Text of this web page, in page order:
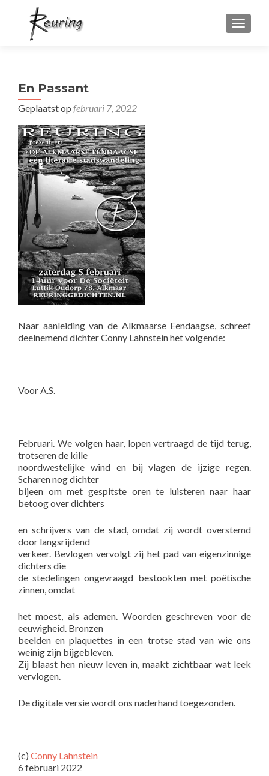
En Passant
Geplaatst op februari 7, 2022
Naar aanleiding van de Alkmaarse Eendaagse, schreef
deelnemend dichter Conny Lahnstein het volgende:
Voor A.S.
Februari. We volgen haar, lopen vertraagd de tijd terug,
trotseren de kille
noordwestelijke wind en bij vlagen de ijzige regen.
Scharen nog dichter
bijeen om met gespitste oren te luisteren naar haar
betoog over dichters
en schrijvers van de stad, omdat zij wordt overstemd
door langsrijdend
verkeer. Bevlogen vervolgt zij het pad van eigenzinnige
dichters die
de stedelingen ongevraagd bestookten met poëtische
zinnen, omdat
het moest, als ademen. Woorden geschreven voor de
eeuwigheid. Bronzen
beelden en plaquettes in een trotse stad van wie ons
weinig zijn bijgebleven.
Zij blaast hen nieuw leven in, maakt zichtbaar wat leek
vervlogen.
De digitale versie wordt ons naderhand toegezonden.
(c) Conny Lahnstein
6 februari 2022